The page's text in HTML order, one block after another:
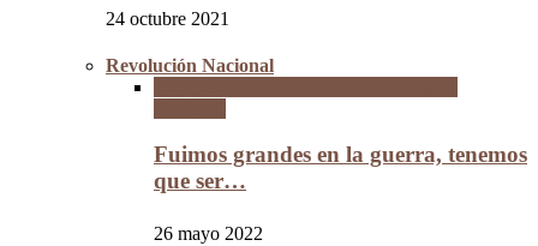
24 octubre 2021
Revolución Nacional
Fuimos grandes en la guerra, tenemos
que ser…
26 mayo 2022